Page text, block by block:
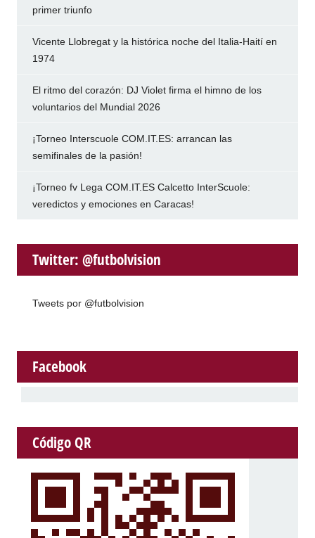
primer triunfo
Vicente Llobregat y la histórica noche del Italia-Haití en
1974
El ritmo del corazón: DJ Violet firma el himno de los
voluntarios del Mundial 2026
¡Torneo Interscuole COM.IT.ES: arrancan las
semifinales de la pasión!
¡Torneo fv Lega COM.IT.ES Calcetto InterScuole:
veredictos y emociones en Caracas!
Twitter: @futbolvision
Tweets por @futbolvision
Facebook
Código QR